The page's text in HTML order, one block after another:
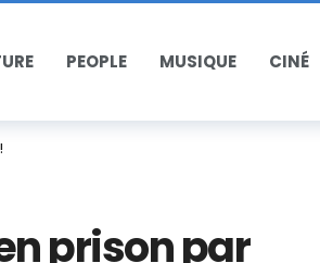
PEOPLE MUSIQUE CINÉ
prison par